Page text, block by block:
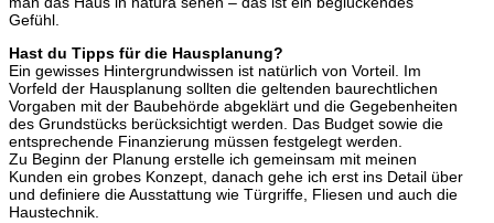
Gefühl.
Hast du Tipps für die Hausplanung?
Ein gewisses Hintergrundwissen ist natürlich von Vorteil. Im
Vorfeld der Hausplanung sollten die geltenden baurechtlichen
Vorgaben mit der Baubehörde abgeklärt und die Gegebenheiten
des Grundstücks berücksichtigt werden. Das Budget sowie die
entsprechende Finanzierung müssen festgelegt werden.
Zu Beginn der Planung erstelle ich gemeinsam mit meinen
Kunden ein grobes Konzept, danach gehe ich erst ins Detail über
und definiere die Ausstattung wie Türgriffe, Fliesen und auch die
Haustechnik.